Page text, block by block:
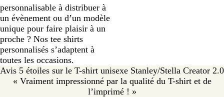
personnalisable à distribuer à
un évènement ou d’un modèle
unique pour faire plaisir à un
proche ? Nos tee shirts
personnalisés s’adaptent à
toutes les occasions.
Avis 5 étoiles sur le T-shirt unisexe Stanley/Stella Creator 2.0
« Vraiment impressionné par la qualité du T-shirt et de
l’imprimé ! »